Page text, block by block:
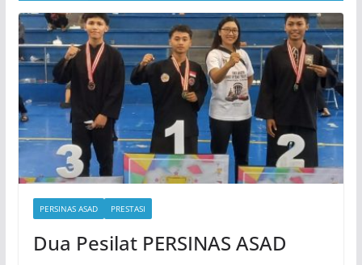
PERSINAS ASAD PRESTASI
Dua Pesilat PERSINAS ASAD